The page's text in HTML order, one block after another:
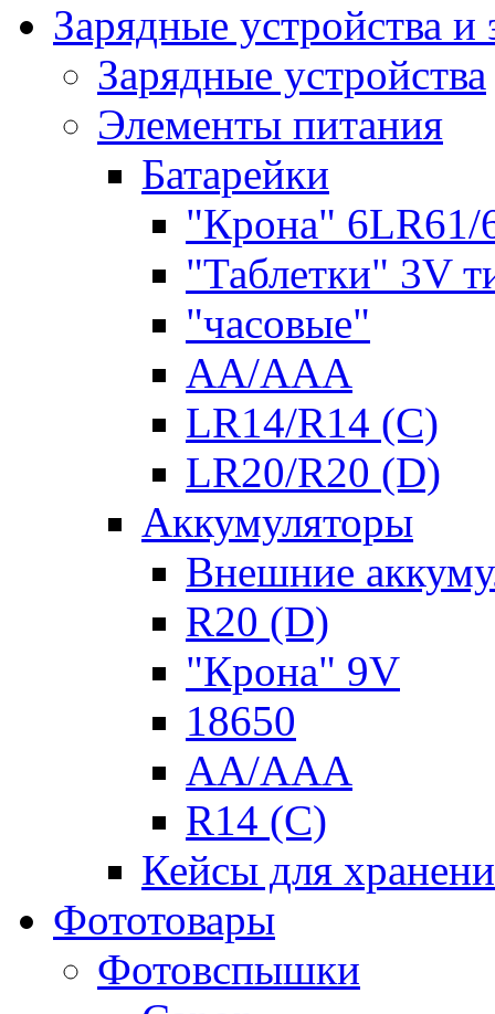
Зарядные устройства
Зарядные устройства
Элементы питания
Батарейки
"Крона" 6LR61/
"Таблетки" 3V
"часовые"
AA/AAA
LR14/R14 (C)
LR20/R20 (D)
Аккумуляторы
Внешние
R20 (D)
"Крона" 9V
18650
AA/AAA
R14 (C)
Кейсы для
Фототовары
Фотовспышки